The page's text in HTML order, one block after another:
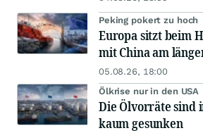
Peking pokert zu hoch
Europa sitzt beim
mit China am
05.08.26, 18:00
Ölkrise nur in den USA
Die Ölvorräte sind
kaum gesunken